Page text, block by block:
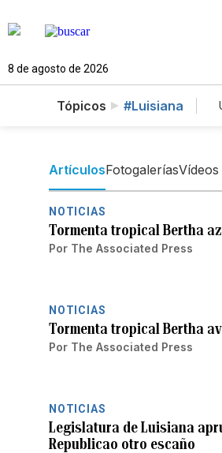
8 de agosto de 2026
Tópicos #Luisiana
ArtículosFotogaleríasVídeos
NOTICIAS
Tormenta tropical Bertha
Por The Associated Press
NOTICIAS
Tormenta tropical Bertha
Por The Associated Press
NOTICIAS
Legislatura de Luisiana
Republicao otro escaño